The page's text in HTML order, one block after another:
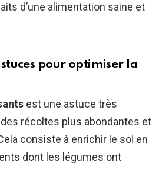
d’une alimentation saine et
pour optimiser la
est une astuce très
récoltes plus abondantes et
consiste à enrichir le sol en
dont les légumes ont